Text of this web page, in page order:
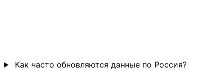
Как часто обновляются данные по Россия?